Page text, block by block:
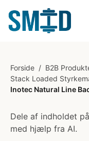
Forside / B2B
Stack Loaded
Inotec Natural Line
Dele af indholdet
med hjælp fra AI.